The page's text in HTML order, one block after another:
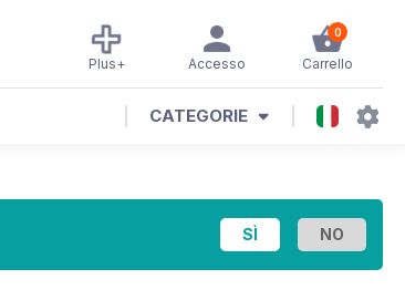
0
Carrello
Accesso
Plus+
CATEGORIE